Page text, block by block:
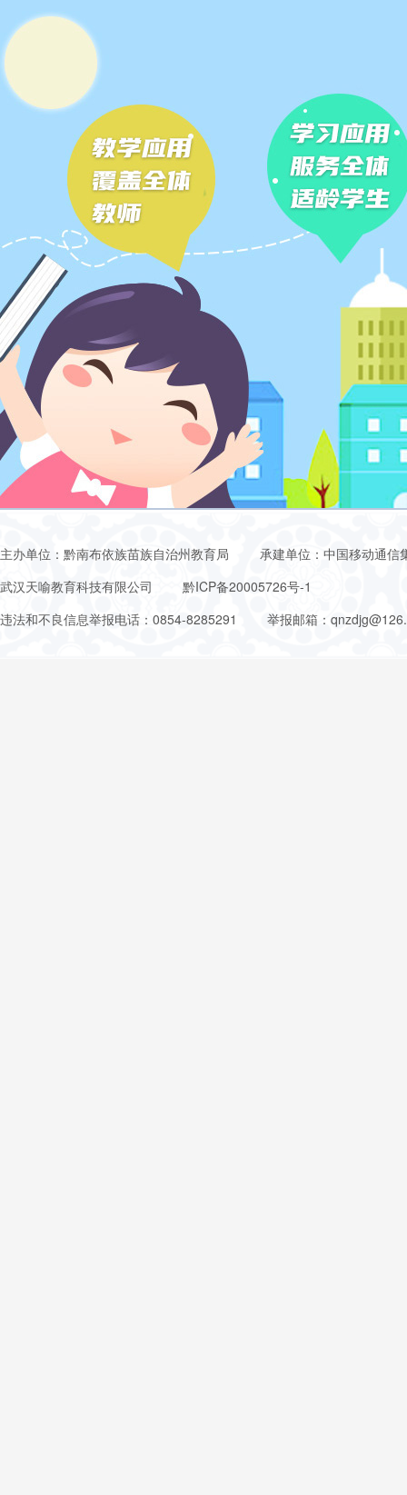
主办单位：黔南布依族苗族自治州教育局
承建单位：中国移动通信
武汉天喻教育科技有限公司
黔ICP备20005726号-1
违法和不良信息举报电话：0854-8285291
举报邮箱：